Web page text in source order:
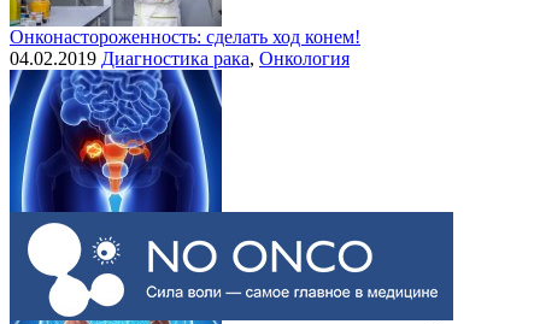
Онконастороженность: сделать ход конем!
04.02.2019 Диагностика рака, Онкология
Выделения при раке шейки матки
30.07.2015 Рак шейки матки